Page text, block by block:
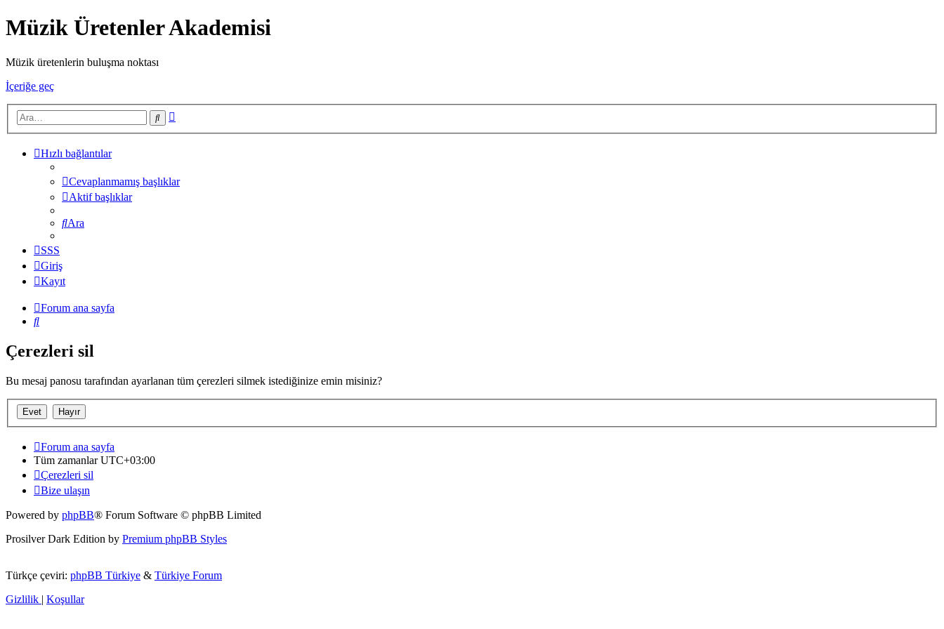
Müzik Üretenler Akademisi
Müzik üretenlerin buluşma noktası
İçeriğe geç
Ara
Hızlı bağlantılar
Cevaplanmamış başlıklar
Aktif başlıklar
Ara
SSS
Giriş
Kayıt
Forum ana sayfa
Ara
Çerezleri sil
Bu mesaj panosu tarafından ayarlanan tüm çerezleri silmek istediğinize emin misiniz?
Forum ana sayfa
Tüm zamanlarUTC+03:00
Çerezleri sil
Bize ulaşın
Powered by phpBB® Forum Software © phpBB Limited
Prosilver Dark Edition by Premium phpBB Styles
Türkçe çeviri: phpBB Türkiye & Türkiye Forum
Gizlilik | Koşullar